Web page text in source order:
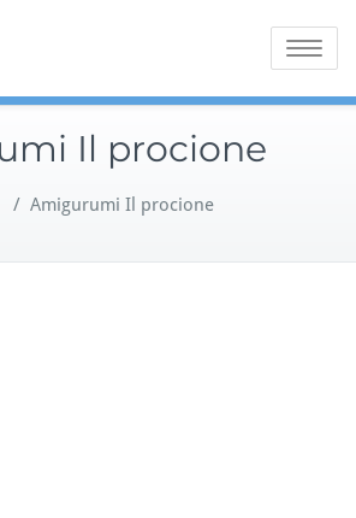
Toggle
Il procione
/ Amigurumi Il procione